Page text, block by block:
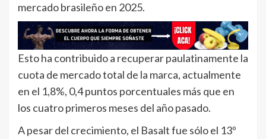
mercado brasileño en 2025.
Esto ha contribuido a recuperar paulatinamente la
cuota de mercado total de la marca, actualmente
en el 1,8%, 0,4 puntos porcentuales más que en
los cuatro primeros meses del año pasado.
A pesar del crecimiento, el Basalt fue sólo el 13º